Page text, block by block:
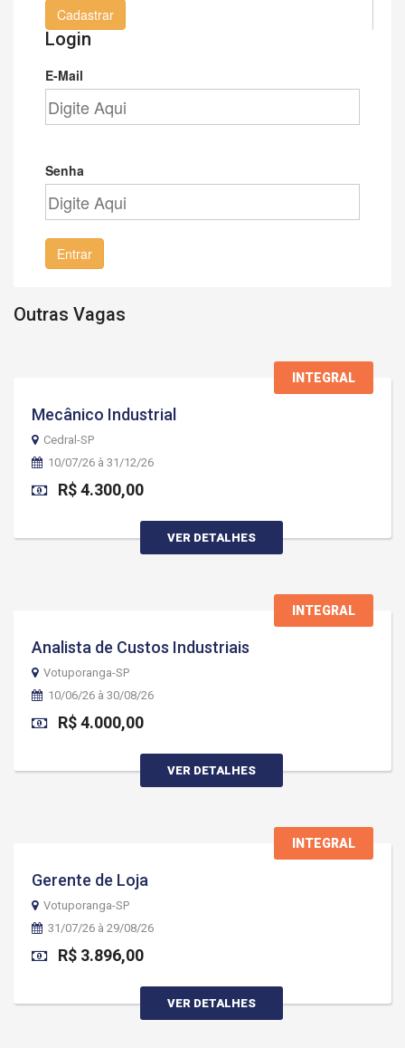
Cadastrar
Login
E-Mail
Senha
Entrar
Outras Vagas
INTEGRAL
Mecânico Industrial
Cedral-SP
10/07/26 à 31/12/26
R$ 4.300,00
VER DETALHES
INTEGRAL
Analista de Custos Industriais
Votuporanga-SP
10/06/26 à 30/08/26
R$ 4.000,00
VER DETALHES
INTEGRAL
Gerente de Loja
Votuporanga-SP
31/07/26 à 29/08/26
R$ 3.896,00
VER DETALHES